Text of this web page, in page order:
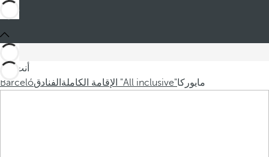
أنت في
Barcelóالفنادق الإقامة الكاملة "All inclusive"مايوركا